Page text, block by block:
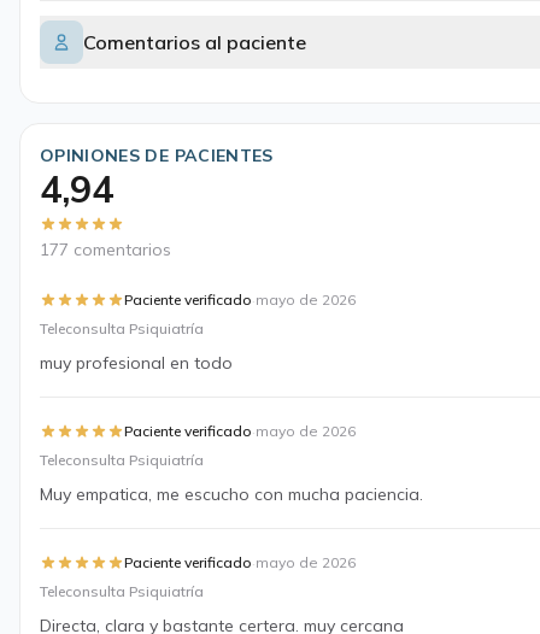
Comentarios al paciente
OPINIONES DE PACIENTES
4,94
177 comentarios
Paciente verificado·mayo de 2026
Teleconsulta Psiquiatría
muy profesional en todo
Paciente verificado·mayo de 2026
Teleconsulta Psiquiatría
Muy empatica, me escucho con mucha paciencia.
Paciente verificado·mayo de 2026
Teleconsulta Psiquiatría
Directa, clara y bastante certera. muy cercana